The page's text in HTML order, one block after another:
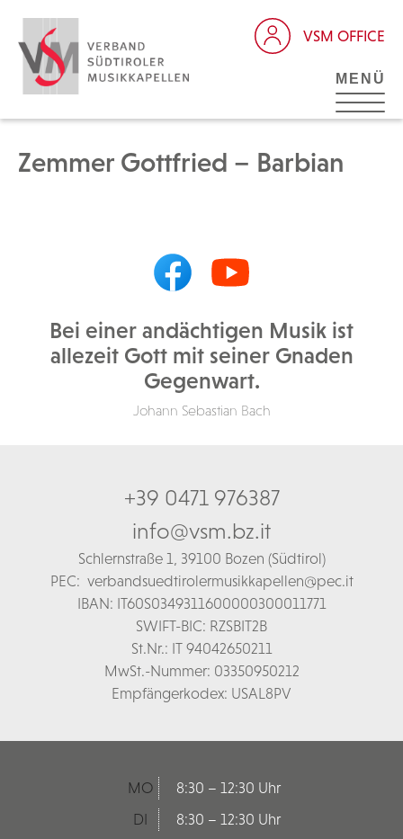
VSM OFFICE
MENÜ
Zemmer Gottfried – Barbian
Bei einer andächtigen Musik ist
allezeit Gott mit seiner Gnaden
Gegenwart.
Johann Sebastian Bach
+39 0471 976387
info@vsm.bz.it
Schlernstraße 1, 39100 Bozen (Südtirol)
PEC: verbandsuedtirolermusikkapellen@pec.it
IBAN: IT60S0349311600000300011771
SWIFT-BIC: RZSBIT2B
St.Nr.: IT 94042650211
MwSt.-Nummer: 03350950212
Empfängerkodex: USAL8PV
MO
8:30 – 12:30 Uhr
DI
8:30 – 12:30 Uhr